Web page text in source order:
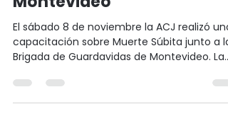
ACJ Montevideo
12 nov 2025
2 min de lectura
Prevención, preparación y
cuidado: capacitación en